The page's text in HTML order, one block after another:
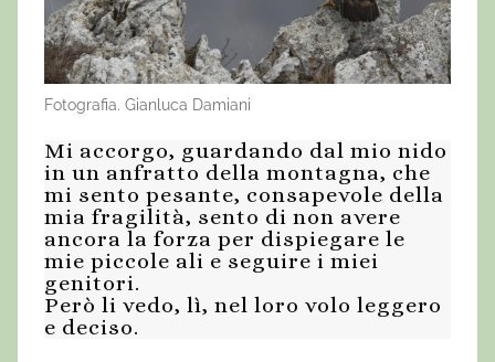
Fotografia. Gianluca Damiani
Mi accorgo, guardando dal mio nido
in un anfratto della montagna, che
mi sento pesante, consapevole della
mia fragilità, sento di non avere
ancora la forza per dispiegare le
mie piccole ali e seguire i miei
genitori.
Però li vedo, lì, nel loro volo leggero
e deciso.